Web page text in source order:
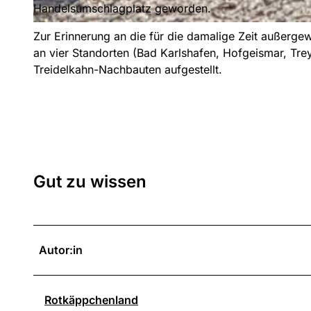
Handelsumschlagplatz geworden.
Zur Erinnerung an die für die damalige Zeit
an vier Standorten (Bad Karlshafen, Hofgeismar,
Treidelkahn-Nachbauten aufgestellt.
Gut zu wissen
Autor:in
Rotkäppchenland